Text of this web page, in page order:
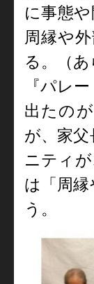
に事態
周縁や
る。（
『パレ
出たの
が、家
ニティ
は「周縁
う。